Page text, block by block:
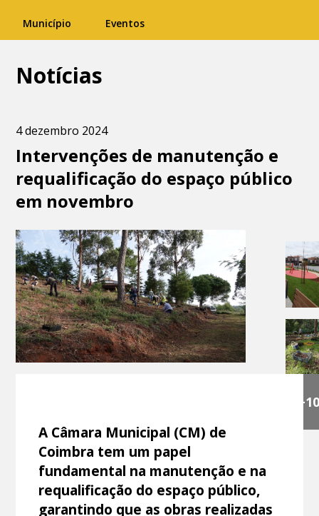
Município Eventos
Notícias
4 dezembro 2024
Intervenções de manutenção e
requalificação do espaço público
em novembro
+10
A Câmara Municipal (CM) de
Coimbra tem um papel
fundamental na manutenção e na
requalificação do espaço público,
garantindo que as obras realizadas